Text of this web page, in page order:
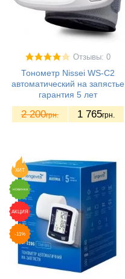
Отзывы: 0
Тонометр Nissei WS-C2
автоматический на запястье
гарантия 5 лет
2 200грн. 1 765грн.
ХИТ
НОВИНКА
АКЦИЯ
-11%